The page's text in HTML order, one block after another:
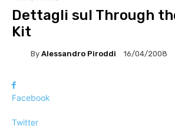
Dettagli sul Through
Kit
By Alessandro Piroddi 16/04/2008
Facebook
Twitter